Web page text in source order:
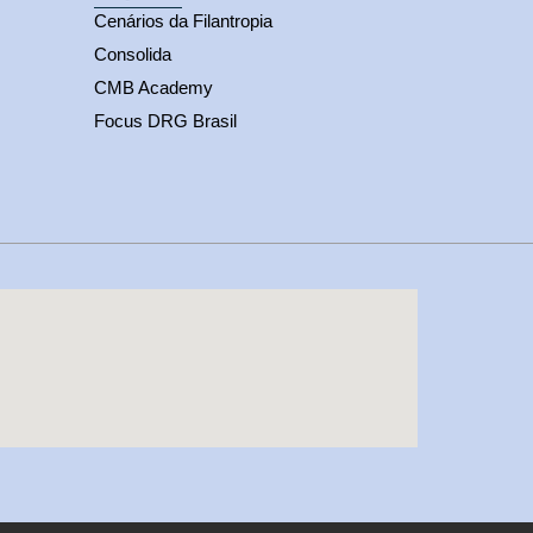
Cenários da Filantropia
Consolida
CMB Academy
Focus DRG Brasil